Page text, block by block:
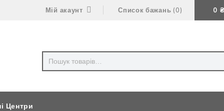
Мій акаунт Список бажань 0 0
Центри